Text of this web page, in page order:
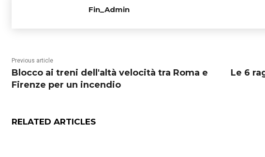
Fin_Admin
Previous article
Blocco ai treni dell'altà velocità tra Roma e
Firenze per un incendio
Le 6
RELATED ARTICLES